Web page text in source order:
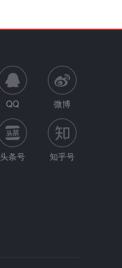
QQ 微博
头条号 知乎号